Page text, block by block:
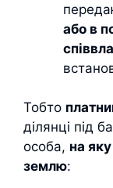
або в
Тобто
ділянці під
особа, на
землю: